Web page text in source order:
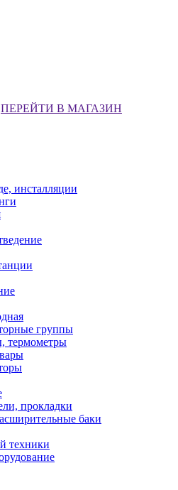
ПЕРЕЙТИ В МАГАЗИН
инсталляции
группы
термометры
прокладки
баки
техники